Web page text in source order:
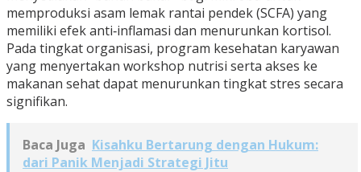
memproduksi asam lemak rantai pendek (SCFA) yang
memiliki efek anti‑inflamasi dan menurunkan kortisol.
Pada tingkat organisasi, program kesehatan karyawan
yang menyertakan workshop nutrisi serta akses ke
makanan sehat dapat menurunkan tingkat stres secara
signifikan.
Baca Juga Kisahku Bertarung dengan Hukum:
dari Panik Menjadi Strategi Jitu